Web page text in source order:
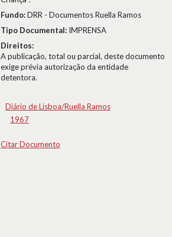
Fundo:DRR - Documentos Ruella Ramos
Tipo Documental: IMPRENSA
Direitos:
A publicação, total ou parcial, deste documento
exige prévia autorização da entidade
detentora.
Diário de Lisboa/Ruella Ramos
1967
Citar Documento